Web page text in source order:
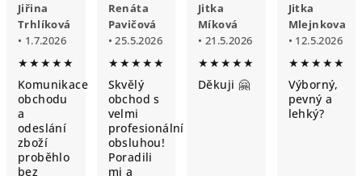
Jiřina
Trhlíková
• 1.7.2026
★★★★★
Komunikace
obchodu
a
odeslání
zboží
proběhlo
bez
Renáta
Pavičová
• 25.5.2026
★★★★★
Skvělý
obchod s
velmi
profesionální
obsluhou!
Poradili
mi a
Jitka
Míková
• 21.5.2026
★★★★★
Děkuji 🤗
Jitka
Mlejnkova
• 12.5.2026
★★★★★
Výborný,
pevný a
lehký?